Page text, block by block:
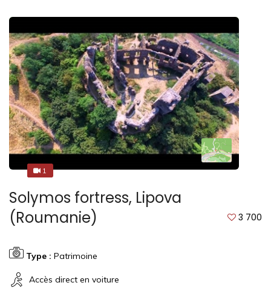
1
1
Solymos fortress, Lipova
(Roumanie)
3 700
Type : Patrimoine
Accès direct en voiture